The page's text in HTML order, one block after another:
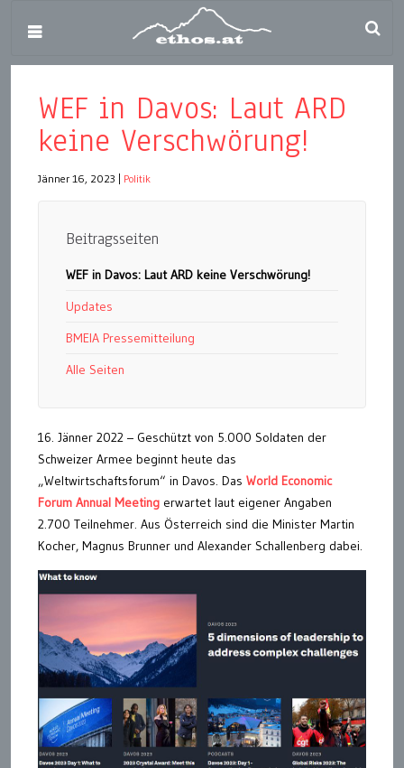
WEF in Davos: Laut ARD
keine Verschwörung!
Jänner 16, 2023 Politik
Beitragsseiten
WEF in Davos: Laut ARD keine Verschwörung!
Updates
BMEIA Pressemitteilung
Alle Seiten
16. Jänner 2022 – Geschützt von 5.000 Soldaten der
Schweizer Armee beginnt heute das
„Weltwirtschaftsforum“ in Davos. Das World Economic
Forum Annual Meeting erwartet laut eigener Angaben
2.700 Teilnehmer. Aus Österreich sind die Minister Martin
Kocher, Magnus Brunner und Alexander Schallenberg dabei.